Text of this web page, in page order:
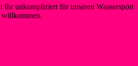
Ihr unkompliziert für unseren Wassersport
willkommen.